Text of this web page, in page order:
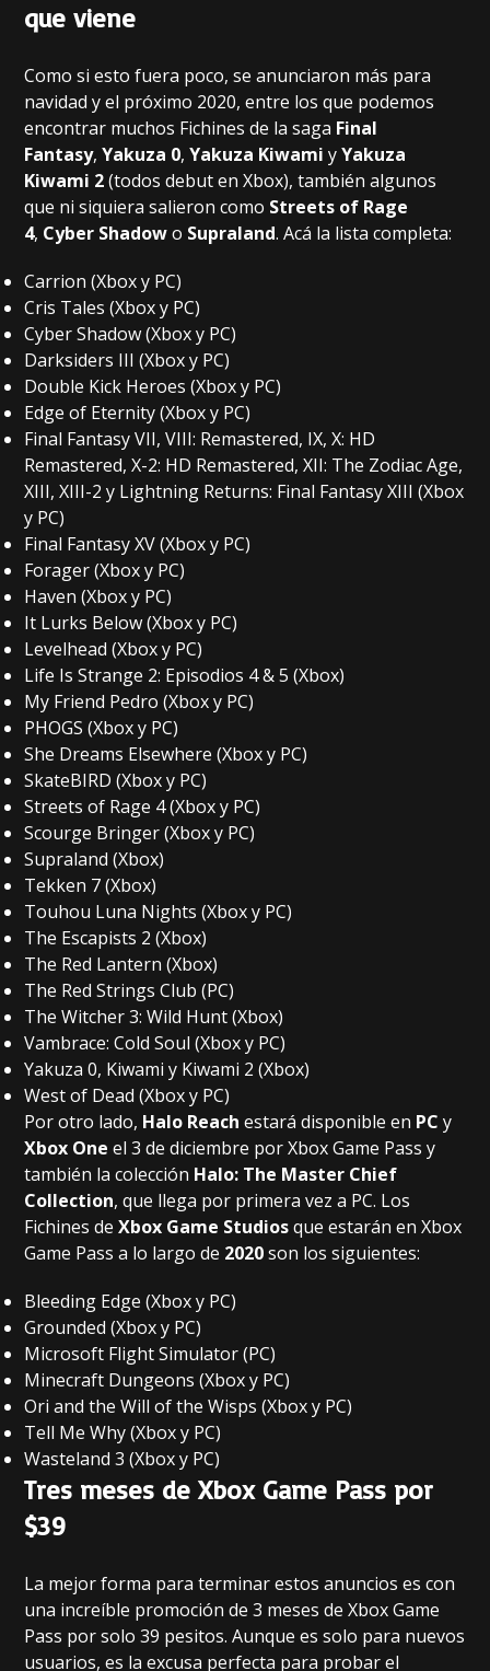
que viene
Como si esto fuera poco, se anunciaron más para
navidad y el próximo 2020, entre los que podemos
encontrar muchos Fichines de la saga Final
Fantasy,Yakuza 0,Yakuza Kiwami yYakuza
Kiwami 2(todos debut en Xbox), también algunos
que ni siquiera salieron como Streets of Rage
4, Cyber Shadowo Supraland. Acá la lista completa:
Carrion (Xbox y PC)
Cris Tales (Xbox y PC)
Cyber Shadow (Xbox y PC)
Darksiders III (Xbox y PC)
Double Kick Heroes (Xbox y PC)
Edge of Eternity (Xbox y PC)
Final Fantasy VII, VIII: Remastered, IX, X: HD
Remastered, X-2: HD Remastered, XII: The Zodiac Age,
XIII, XIII-2 y Lightning Returns: Final Fantasy XIII (Xbox
y PC)
Final Fantasy XV (Xbox y PC)
Forager (Xbox y PC)
Haven (Xbox y PC)
It Lurks Below (Xbox y PC)
Levelhead (Xbox y PC)
Life Is Strange 2: Episodios 4 & 5 (Xbox)
My Friend Pedro (Xbox y PC)
PHOGS (Xbox y PC)
She Dreams Elsewhere (Xbox y PC)
SkateBIRD (Xbox y PC)
Streets of Rage 4 (Xbox y PC)
Scourge Bringer (Xbox y PC)
Supraland (Xbox)
Tekken 7 (Xbox)
Touhou Luna Nights (Xbox y PC)
The Escapists 2 (Xbox)
The Red Lantern (Xbox)
The Red Strings Club (PC)
The Witcher 3: Wild Hunt (Xbox)
Vambrace: Cold Soul (Xbox y PC)
Yakuza 0, Kiwami y Kiwami 2 (Xbox)
West of Dead (Xbox y PC)
Por otro lado, Halo Reach estará disponible en PC y
Xbox One el 3 de diciembre por Xbox Game Pass y
también la colección Halo: The Master Chief
Collection, que llega por primera vez a PC. Los
Fichines deXbox Game Studiosque estarán en Xbox
Game Pass a lo largo de 2020son los siguientes:
Bleeding Edge (Xbox y PC)
Grounded (Xbox y PC)
Microsoft Flight Simulator (PC)
Minecraft Dungeons (Xbox y PC)
Ori and the Will of the Wisps (Xbox y PC)
Tell Me Why (Xbox y PC)
Wasteland 3 (Xbox y PC)
Tres meses de Xbox Game Pass por
$39
La mejor forma para terminar estos anuncios es con
una increíble promoción de 3 meses de Xbox Game
Pass por solo 39 pesitos. Aunque es solo para nuevos
usuarios, es la excusa perfecta para probar el